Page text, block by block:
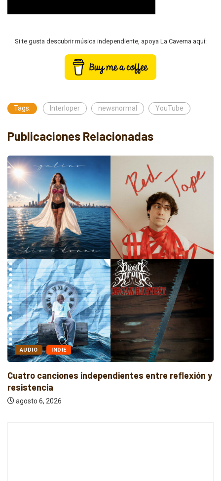
Si te gusta descubrir música independiente, apoya La Caverna aquí:
Tags: Interloper newsnormal YouTube
Publicaciones Relacionadas
INDIE
canciones independientes entre reflexión y
6, 2026